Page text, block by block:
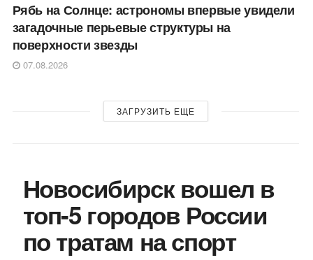
Рябь на Солнце: астрономы впервые увидели
загадочные перьевые структуры на
поверхности звезды
07.08.2026
ЗАГРУЗИТЬ ЕЩЕ
Новосибирск вошел в
топ-5 городов России
по тратам на спорт